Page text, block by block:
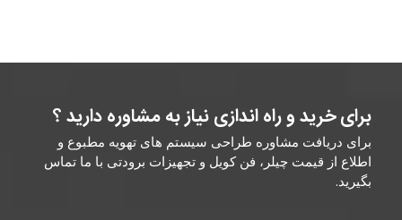
برای خرید و راه اندازی نیاز به مشاوره دارید ؟
برای دریافت مشاوره طراحی سیستم های تهویه مطبوع و
اطلاع از قیمت چیلر، فن کویل و تجهیزات برودتی با ما تماس
بگیرید.